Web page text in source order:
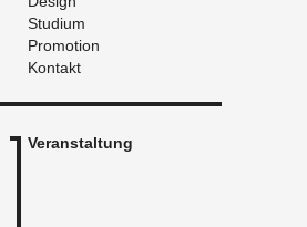
Studium
Promotion
Kontakt
Veranstaltung